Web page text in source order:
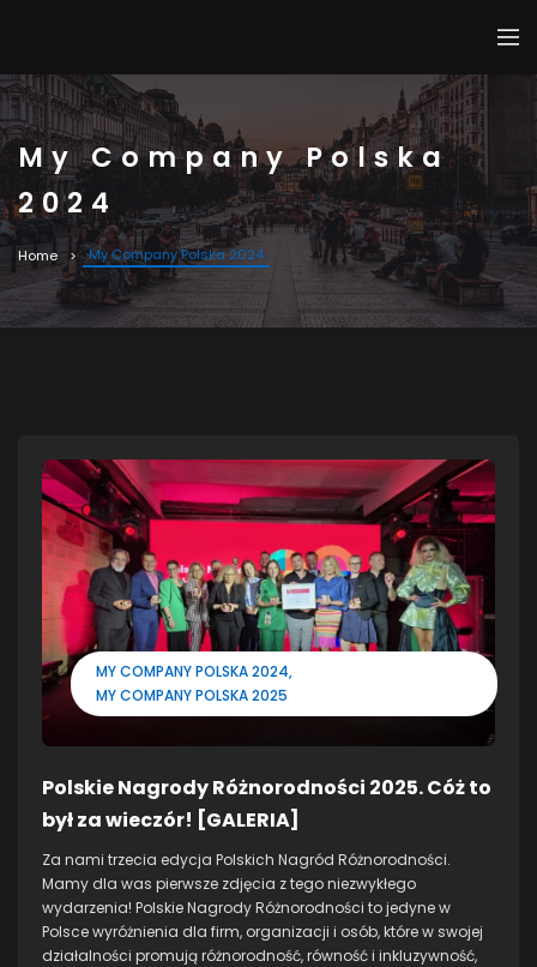
My Company Polska
2024
Home My Company Polska 2024
MY COMPANY POLSKA 2024
MY COMPANY POLSKA 2025
Polskie Nagrody Różnorodności 2025. Cóż to
był za wieczór! [GALERIA]
Za nami trzecia edycja Polskich Nagród Różnorodności.
Mamy dla was pierwsze zdjęcia z tego niezwykłego
wydarzenia! Polskie Nagrody Różnorodności to jedyne w
Polsce wyróżnienia dla firm, organizacji i osób, które w swojej
działalności promują różnorodność, równość i inkluzywność,